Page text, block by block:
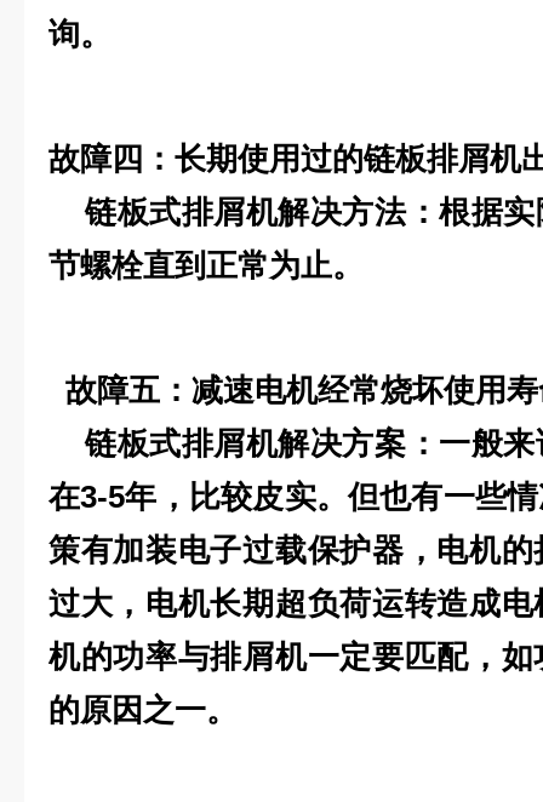
询。
故障四：长期使用过的链板排屑机
链板式排屑机解决方法：根据实
节螺栓直到正常为止。
故障五：减速电机经常烧坏使用
链板式排屑机解决方案：一般来
在3-5年，比较皮实。但也有一些
策有加装电子过载保护器，电机
过大，电机长期超负荷运转造成
机的功率与排屑机一定要匹配，
的原因之一。